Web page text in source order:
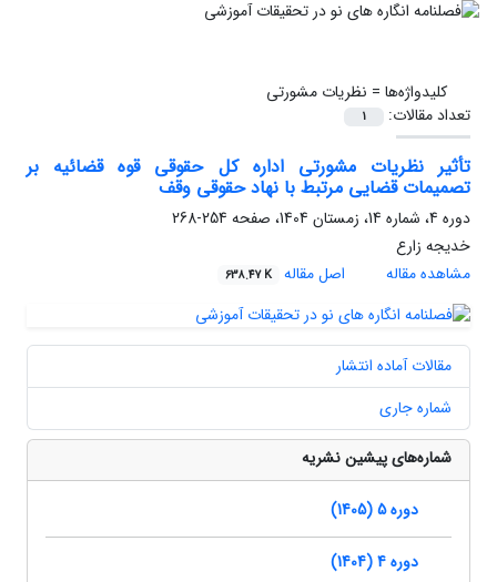
کلیدواژه‌ها = نظریات مشورتی
تعداد مقالات:
1
تأثیر نظریات مشورتی اداره کل حقوقی قوه قضائیه بر
تصمیمات قضایی مرتبط با نهاد حقوقی وقف
دوره 4، شماره 14، زمستان 1404، صفحه
254-268
خدیجه زارع
مشاهده مقاله
اصل مقاله 638.47 K
مقالات آماده انتشار
شماره جاری
شماره‌های پیشین نشریه
دوره 5 (1405)
دوره 4 (1404)